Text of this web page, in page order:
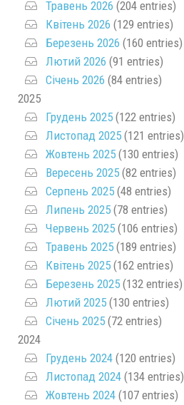
Травень 2026 (204 entries)
Квітень 2026 (129 entries)
Березень 2026 (160 entries)
Лютий 2026 (91 entries)
Січень 2026 (84 entries)
2025
Грудень 2025 (122 entries)
Листопад 2025 (121 entries)
Жовтень 2025 (130 entries)
Вересень 2025 (82 entries)
Серпень 2025 (48 entries)
Липень 2025 (78 entries)
Червень 2025 (106 entries)
Травень 2025 (189 entries)
Квітень 2025 (162 entries)
Березень 2025 (132 entries)
Лютий 2025 (130 entries)
Січень 2025 (72 entries)
2024
Грудень 2024 (120 entries)
Листопад 2024 (134 entries)
Жовтень 2024 (107 entries)